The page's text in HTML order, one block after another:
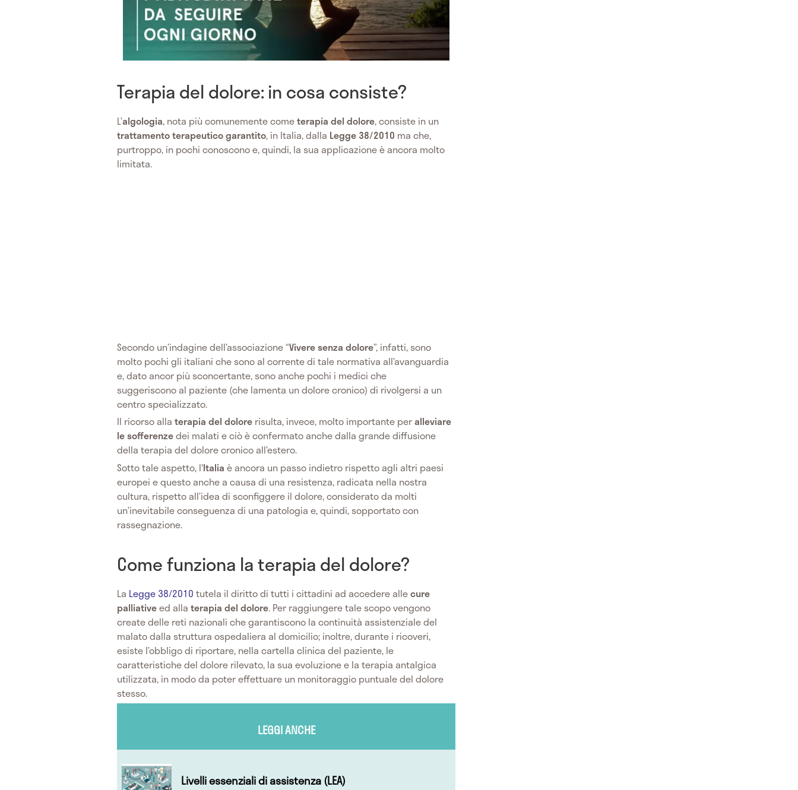
Terapia del dolore: in cosa consiste?
L’algologia, nota più comunemente cometerapia del dolore, consiste in un
trattamento terapeutico garantito, in Italia, dalla Legge 38/2010 ma che,
purtroppo, in pochi conoscono e, quindi, la sua applicazione è ancora molto
limitata.
Secondo un’indagine dell’associazione “Vivere senza dolore”, infatti, sono
molto pochi gli italiani che sono al corrente di tale normativa all’avanguardia
e, dato ancor più sconcertante, sono anche pochi i medici che
suggeriscono al paziente (che lamenta un dolore cronico) di rivolgersi a un
centro specializzato.
Il ricorso alla terapia del dolore risulta, invece, molto importante peralleviare
le sofferenzedei malati e ciò è confermato anche dalla grande diffusione
della terapia del dolore cronico all’estero.
Sotto tale aspetto, l'Italia è ancora un passo indietro rispetto agli altri paesi
europei e questo anche a causa di una resistenza, radicata nella nostra
cultura, rispetto all’idea di sconfiggere il dolore, considerato da molti
un’inevitabile conseguenza di una patologia e, quindi, sopportato con
rassegnazione.
Come funziona la terapia del dolore?
La Legge 38/2010 tutela il diritto di tutti i cittadini ad accedere allecure
palliativeed alla terapia del dolore. Per raggiungere tale scopo vengono
create delle reti nazionali che garantiscono la continuità assistenziale del
malato dalla struttura ospedaliera al domicilio; inoltre, durante i ricoveri,
esiste l’obbligo di riportare, nella cartella clinica del paziente, le
caratteristiche del dolore rilevato, la sua evoluzione e la terapia antalgica
utilizzata, in modo da poter effettuare un monitoraggio puntuale del dolore
stesso.
LEGGI ANCHE
Livelli essenziali di assistenza (LEA)